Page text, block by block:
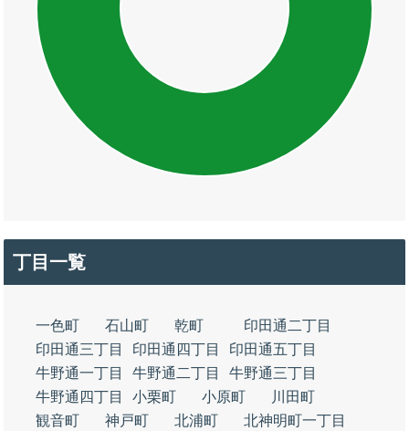
丁目一覧
一色町 石山町 乾町
印田通二丁目
印田通三丁目
印田通四丁目
印田通五丁目
牛野通一丁目
牛野通二丁目
牛野通三丁目
牛野通四丁目
小栗町 小原町
川田町
観音町
神戸町 北浦町
北神明町一丁目